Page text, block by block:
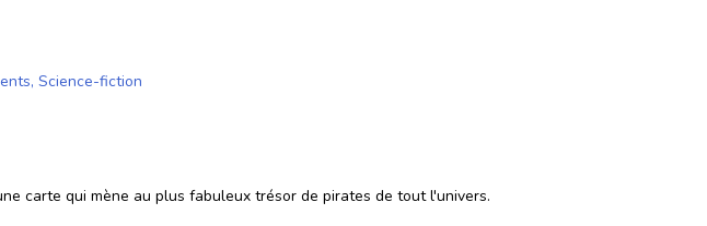
, Science-fiction
carte qui mène au plus fabuleux trésor de pirates de tout l'univers.